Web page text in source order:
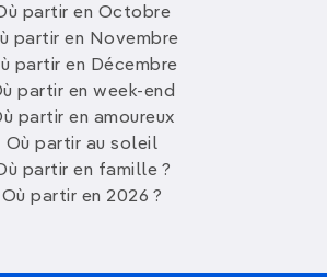
partir en Octobre
partir en Novembre
partir en Décembre
partir en week-end
partir en amoureux
Où partir au soleil
partir en famille ?
Où partir en 2026 ?